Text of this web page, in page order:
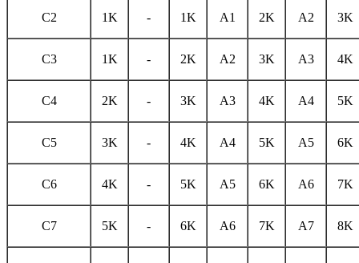
С2 1K - 1K A1 2K A2 3K
С3 1K - 2K A2 3K A3 4K
С4 2K - 3K A3 4K A4 5K
С5 3K - 4K A4 5K A5 6K
С6 4K - 5K A5 6K A6 7K
С7 5K - 6K A6 7K A7 8K